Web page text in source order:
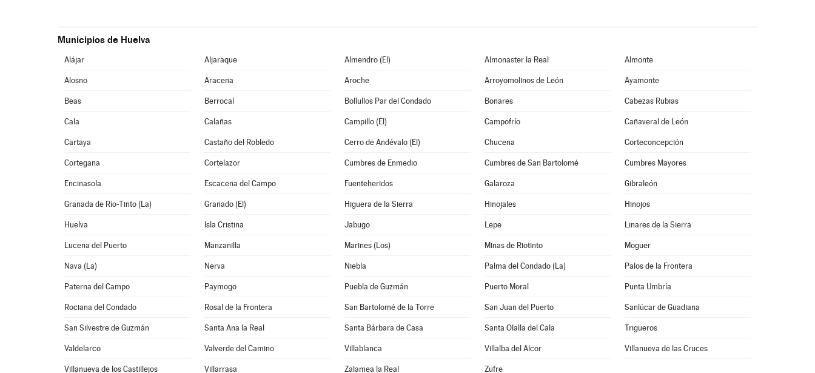
Municipios de Huelva
Alájar Aljaraque Almendro (El) Almonaster la Real Almonte
Alosno Aracena Aroche Arroyomolinos de León Ayamonte
Beas Berrocal Bollullos Par del Condado Bonares Cabezas Rubias
Cala Calañas Campillo (El) Campofrío Cañaveral de León
Cartaya Castaño del Robledo Cerro de Andévalo (El) Chucena Corteconcepción
Cortegana Cortelazor Cumbres de Enmedio Cumbres de San Bartolomé Cumbres Mayores
Encinasola Escacena del Campo Fuenteheridos Galaroza Gibraleón
Granada de Río-Tinto (La) Granado (El) Higuera de la Sierra Hinojales Hinojos
Huelva Isla Cristina Jabugo Lepe Linares de la Sierra
Lucena del Puerto Manzanilla Marines (Los) Minas de Riotinto Moguer
Nava (La) Nerva Niebla Palma del Condado (La) Palos de la Frontera
Paterna del Campo Paymogo Puebla de Guzmán Puerto Moral Punta Umbría
Rociana del Condado Rosal de la Frontera San Bartolomé de la Torre San Juan del Puerto Sanlúcar de Guadiana
San Silvestre de Guzmán Santa Ana la Real Santa Bárbara de Casa Santa Olalla del Cala Trigueros
Valdelarco Valverde del Camino Villablanca Villalba del Alcor Villanueva de las Cruces
Villanueva de los Castillejos Villarrasa Zalamea la Real Zufre